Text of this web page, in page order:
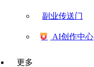
副业传送门
AI创作中心
更多